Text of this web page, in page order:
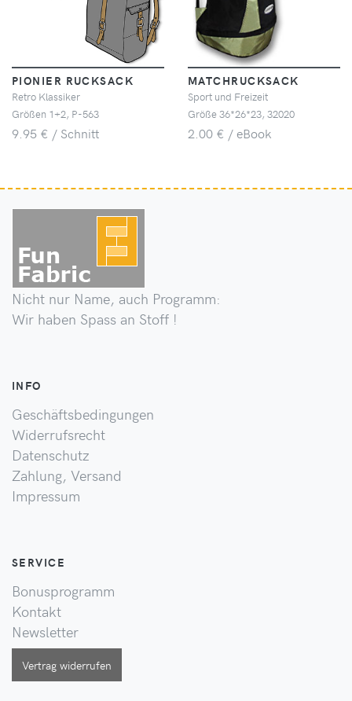
PIONIER RUCKSACK
Retro Klassiker
Größen 1+2, P-563
9.95 € / Schnitt
MATCHRUCKSACK
Sport und Freizeit
Größe 36*26*23, 32020
2.00 € / eBook
Nicht nur Name, auch Programm:
Wir haben Spass an Stoff !
INFO
Geschäftsbedingungen
Widerrufsrecht
Datenschutz
Zahlung, Versand
Impressum
SERVICE
Bonusprogramm
Kontakt
Newsletter
Vertrag widerrufen